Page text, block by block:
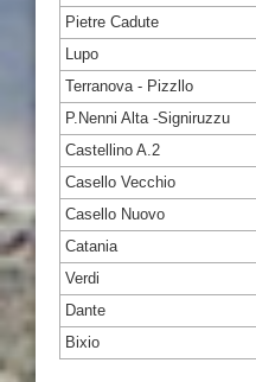
Pietre Cadute
Lupo
Terranova - Pizzllo
P.Nenni Alta -Signiruzzu
Castellino A.2
Casello Vecchio
Casello Nuovo
Catania
Verdi
Dante
Bixio